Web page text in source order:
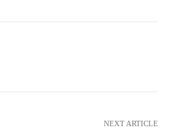
NEXT ARTICLE